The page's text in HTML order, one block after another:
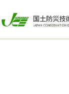
hokkaido.co.jp/
content/themes/